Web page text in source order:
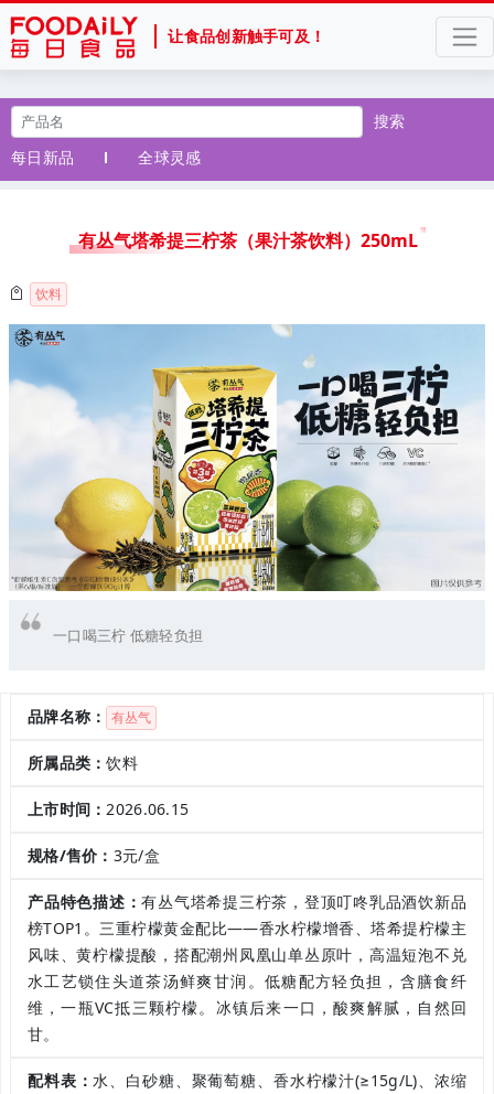
让食品创新触手可及！
搜索
每日新品
全球灵感
有丛气塔希提三柠茶（果汁茶饮料）250mL
饮料
一口喝三柠 低糖轻负担
品牌名称： 有丛气
所属品类：饮料
上市时间： 2026.06.15
规格/售价： 3元/盒
产品特色描述：有丛气塔希提三柠茶，登顶叮咚乳品酒饮新品
榜TOP1。三重柠檬黄金配比——香水柠檬增香、塔希提柠檬主
风味、黄柠檬提酸，搭配潮州凤凰山单丛原叶，高温短泡不兑
水工艺锁住头道茶汤鲜爽甘润。低糖配方轻负担，含膳食纤
维，一瓶VC抵三颗柠檬。冰镇后来一口，酸爽解腻，自然回
甘。
配料表：水、白砂糖、聚葡萄糖、香水柠檬汁(≥15g/L)、浓缩